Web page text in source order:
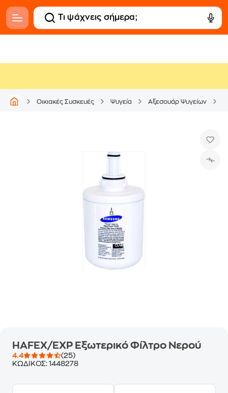
Οικιακές Συσκευές Ψυγεία Αξεσουάρ Ψυγείων
HAFEX/EXP Εξωτερικό Φίλτρο Νερού
4.4
(25)
ΚΩΔΙΚΟΣ: 1448278